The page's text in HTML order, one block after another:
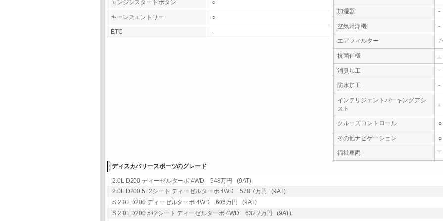
エンジンスタートボタン ○
キーレスエントリー ○
ETC -
加湿器 -
空気清浄機 -
エアフィルター
抗菌仕様 -
消臭加工 -
防水加工 -
インテリジェントパーキングアシ
スト
-
クルーズコントロール ○
その他ナビゲーション ○
福祉車両
-
ディスカバリースポーツのグレード
2.0L D200 ディーゼルターボ 4WD 548万円 (9AT)
2.0L D200 5+2シート ディーゼルターボ 4WD 578.7万円 (9AT)
S 2.0L D200 ディーゼルターボ 4WD 606万円 (9AT)
S 2.0L D200 5+2シート ディーゼルターボ 4WD 632.2万円 (9AT)